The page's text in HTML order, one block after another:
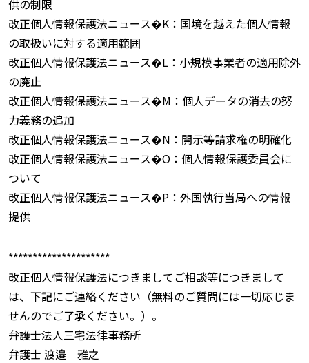
供の制限
改正個人情報保護法ニュース�K：国境を越えた個人情報
の取扱いに対する適用範囲
改正個人情報保護法ニュース�L：小規模事業者の適用除外
の廃止
改正個人情報保護法ニュース�M：個人データの消去の努
力義務の追加
改正個人情報保護法ニュース�N：開示等請求権の明確化
改正個人情報保護法ニュース�O：個人情報保護委員会に
ついて
改正個人情報保護法ニュース�P：外国執行当局への情報
提供
*********************
改正個人情報保護法につきましてご相談等につきまして
は、下記にご連絡ください（無料のご質問には一切応じま
せんのでご了承ください。）。
弁護士法人三宅法律事務所
弁護士 渡邉 雅之